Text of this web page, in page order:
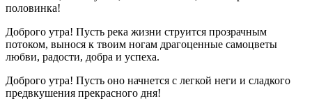
половинка!
Доброго утра! Пусть река жизни струится прозрачным
потоком, вынося к твоим ногам драгоценные самоцветы
любви, радости, добра и успеха.
Доброго утра! Пусть оно начнется с легкой неги и сладкого
предвкушения прекрасного дня!